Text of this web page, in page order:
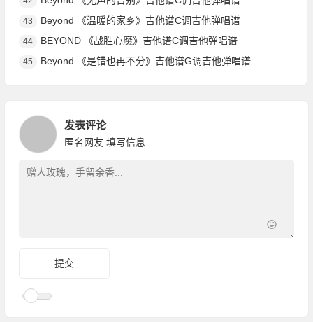
43 Beyond 《温暖的家乡》吉他谱C调吉他弹唱谱
44 BEYOND 《战胜心魔》吉他谱C调吉他弹唱谱
45 Beyond 《是错也再不分》吉他谱G调吉他弹唱谱
发表评论
匿名网友 填写信息